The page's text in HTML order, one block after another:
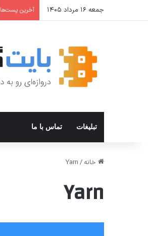
جمعه ۱۶ مرداد ۱۴۰۵ آخرین پست‌ها
تبلیغات تماس با ما
خانه /
Yarn
Yarn